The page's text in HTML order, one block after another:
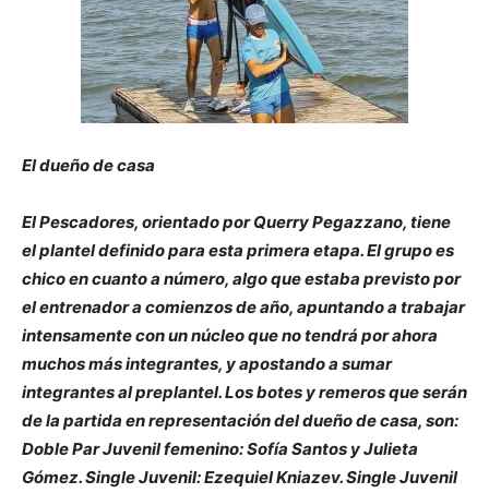
El dueño de casa
El Pescadores, orientado por Querry Pegazzano, tiene
el plantel definido para esta primera etapa. El grupo es
chico en cuanto a número, algo que estaba previsto por
el entrenador a comienzos de año, apuntando a trabajar
intensamente con un núcleo que no tendrá por ahora
muchos más integrantes, y apostando a sumar
integrantes al preplantel. Los botes y remeros que serán
de la partida en representación del dueño de casa, son:
Doble Par Juvenil femenino: Sofía Santos y Julieta
Gómez. Single Juvenil: Ezequiel Kniazev. Single Juvenil